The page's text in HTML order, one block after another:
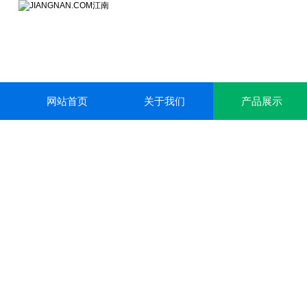
网站首页 关于我们 产品展示